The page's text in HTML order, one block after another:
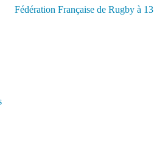
Fédération Française de Rugby à 13